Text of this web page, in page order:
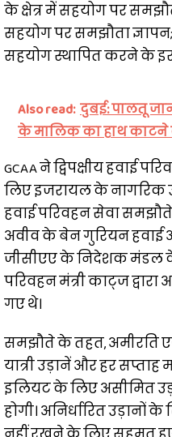
के क्षेत्र में सहयोग पर
सहयोग पर समझौता
सहयोग स्थापित करने के
Also read: दुबई: पालतू
के मालिक का हाथ
GCAA ने द्विपक्षीय हवाई
लिए इजरायल के नागरिक
हवाई परिवहन सेवा
अवीव के बेन गुरियन हवाई
जीसीएए के निदेशक मंडल
परिवहन मंत्री काट्ज
गए थे।
समझौते के तहत, अमीरति
यात्री उड़ानें और हर
इलियट के लिए असीमित
होगी। अनिर्धारित उड़ानों